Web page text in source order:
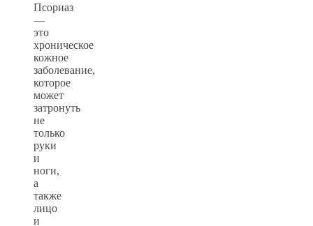
Псориаз
—
это
хроническое
кожное
заболевание,
которое
может
затронуть
не
только
руки
и
ноги,
а
также
лицо
и